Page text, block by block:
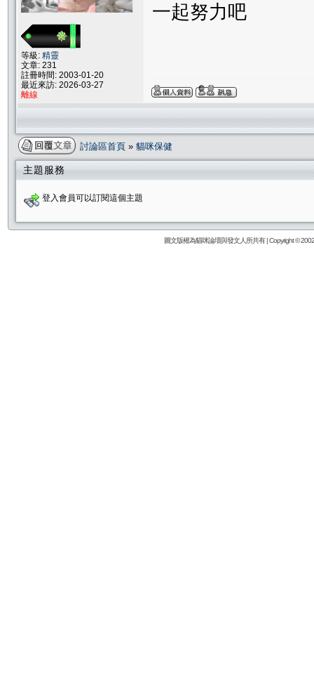
等級: 精靈
文章: 231
註冊時間: 2003-01-20
最近來訪: 2026-03-27
離線
一起努力吧
討論區首頁 » 貓咪保健
主題服務
登入會員可以訂閱這個主題
圖文版權為貓咪論壇與發文人所共有 | Copyright ©